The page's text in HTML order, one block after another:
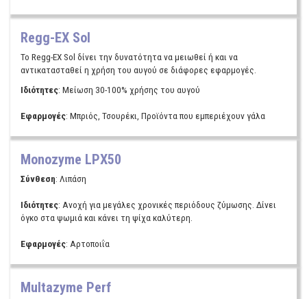
Regg-EX Sol
Το Regg-EX Sol δίνει την δυνατότητα να μειωθεί ή και να
αντικατασταθεί η χρήση του αυγού σε διάφορες εφαρμογές.
Ιδιότητες: Μείωση 30-100% χρήσης του αυγού
Εφαρμογές: Μπριός, Τσουρέκι, Προϊόντα που εμπεριέχουν γάλα
Monozyme LPX50
Σύνθεση: Λιπάση
Ιδιότητες: Ανοχή για μεγάλες χρονικές περιόδους ζύμωσης. Δίνει
όγκο στα ψωμιά και κάνει τη ψίχα καλύτερη.
Εφαρμογές: Αρτοποιΐα
Multazyme Perf